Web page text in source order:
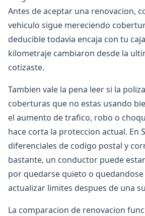
Antes de aceptar una renovacion,
vehiculo sigue mereciendo
deducible todavia encaja con tu
kilometraje cambiaron desde la
cotizaste.
Tambien vale la pena leer si la
coberturas que no estas usando
el aumento de trafico, robo o
hace corta la proteccion actual. En
diferenciales de codigo postal y
bastante, un conductor puede
por quedarse quieto o
actualizar limites despues de una
La comparacion de renovacion